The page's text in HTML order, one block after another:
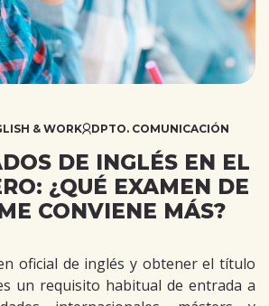
& WORK DPTO. COMUNICACIÓN
DE INGLÉS EN EL
¿QUÉ EXAMEN DE
CONVIENE MÁS?
oficial de inglés y obtener el título
un requisito habitual de entrada a